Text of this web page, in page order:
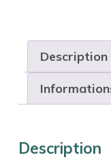
Description
Description